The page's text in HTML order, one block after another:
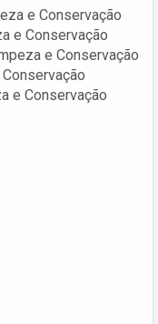
e Conservação
e Conservação
e Conservação
e Conservação